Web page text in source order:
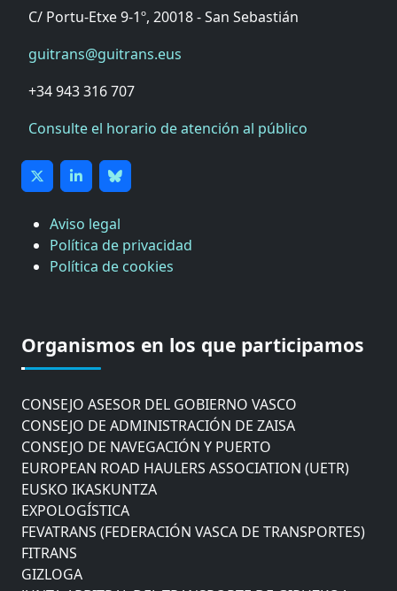
C/ Portu-Etxe 9-1º, 20018 - San Sebastián
guitrans@guitrans.eus
+34 943 316 707
Consulte el horario de atención al público
Aviso legal
Política de privacidad
Política de cookies
Organismos en los que participamos
COMISIÓN ASESORA DE MOVILIDAD DEL
AYUNTAMIENTO DE DONOSTIA
CONSEJO ASESOR DEL GOBIERNO VASCO
CONSEJO DE ADMINISTRACIÓN DE ZAISA
CONSEJO DE NAVEGACIÓN Y PUERTO
EUROPEAN ROAD HAULERS ASSOCIATION (UETR)
EUSKO IKASKUNTZA
EXPOLOGÍSTICA
FEVATRANS (FEDERACIÓN VASCA DE TRANSPORTES)
FITRANS
GIZLOGA